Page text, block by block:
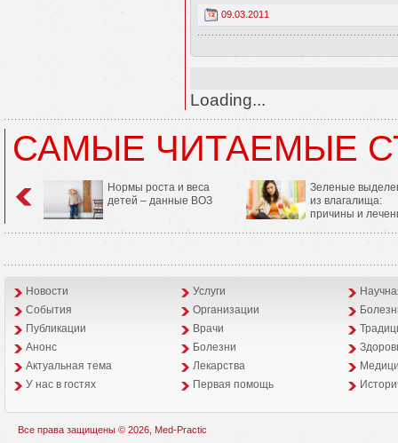
09.03.2011
Loading...
САМЫЕ ЧИТАЕМЫЕ
Нормы роста и веса
детей – данные ВОЗ
Зеленые
из влагалища:
причины и
Новости Услуги
События
Организации
Публикации
Врачи
Анонс
Болезни
Aктуальная тема
Лекарства
У нас в гостях
Первая помощь
Все права защищены © 2026, Med-Practic